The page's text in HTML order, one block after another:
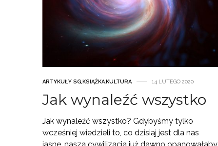
ARTYKUŁY SG,KSIĄŻKA,KULTURA 14 LUTEGO 2020
Jak wynaleźć wszystko
Jak wynaleźć wszystko? Gdybyśmy tylko
wcześniej wiedzieli to, co dzisiaj jest dla nas